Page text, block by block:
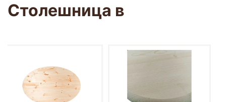
Столешница в